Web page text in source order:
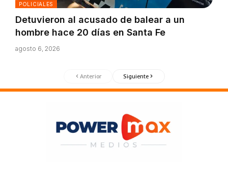
POLICIALES
Detuvieron al acusado de balear a un
hombre hace 20 días en Santa Fe
agosto 6, 2026
Anterior Siguiente